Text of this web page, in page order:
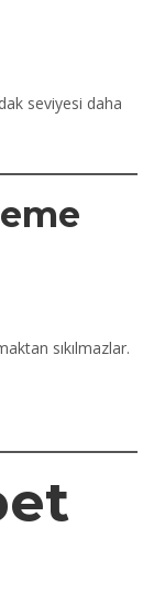
seviyesi daha
sıkılmazlar.